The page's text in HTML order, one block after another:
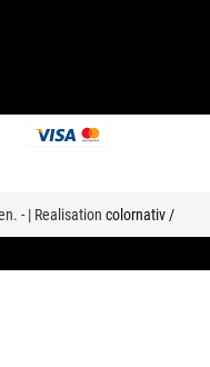
- | Realisation colornativ /